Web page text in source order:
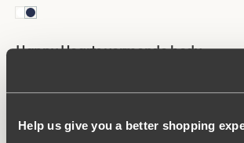
Help us give you a better shopping
Viewing image 1 of 2
Happy Hearts vormende body